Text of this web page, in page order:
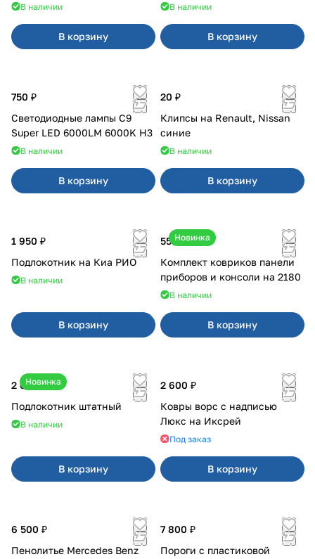
В наличии
В корзину
В наличии
В корзину
750 ₽
Светодиодные лампы C9
Super LED 6000LM 6000K H3
В наличии
В корзину
20 ₽
Клипсы на Renault, Nissan
синие
В наличии
В корзину
1 950 ₽
Подлокотник на Киа РИО
В наличии
В корзину
Новинка
550 ₽
Комплект ковриков панели
приборов и консоли на 2180
В наличии
В корзину
Новинка
2 600 ₽
Подлокотник штатный
В наличии
В корзину
2 600 ₽
Ковры ворс с надписью
Люкс на Иксрей
Под заказ
В корзину
6 500 ₽
Пенолитье Mercedes Benz
7 800 ₽
Пороги с пластиковой